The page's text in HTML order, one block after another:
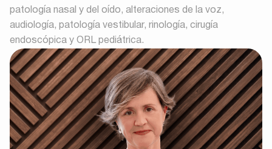
patología nasal y del oído, alteraciones de la voz,
audiología, patología vestibular, rinología, cirugía
endoscópica y ORL pediátrica.